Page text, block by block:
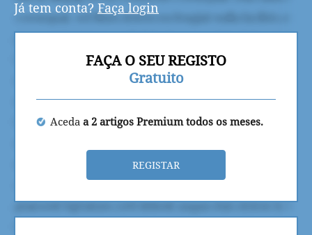
Já tem conta? Faça login
FAÇA O SEU REGISTO
Gratuito
Aceda a 2 artigos Premium todos os meses.
REGISTAR